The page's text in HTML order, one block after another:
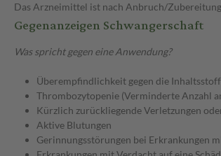
Das Arzneimittel ist nach Anbruch/
Gegenanzeigen Schwangerschaft
Was spricht gegen eine Anwendung?
Überempfindlichkeit gegen die
Thrombozytopenie (Verminderte Anzahl
Kürzlich zurückliegende Verletzungen
Aktive Blutungen
Gerinnungsstörungen bei Erkrankungen